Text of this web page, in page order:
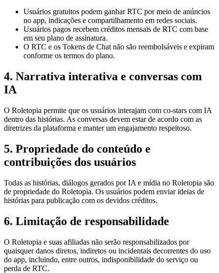
Usuários gratuitos podem ganhar RTC por meio de anúncios
no app, indicações e compartilhamento em redes sociais.
Usuários pagos recebem créditos mensais de RTC com base
em seu plano de assinatura.
O RTC e os Tokens de Chat não são reembolsáveis e expiram
conforme os termos do plano.
4. Narrativa interativa e conversas com
IA
O Roletopia permite que os usuários interajam com co-stars com IA
dentro das histórias. As conversas devem estar de acordo com as
diretrizes da plataforma e manter um engajamento respeitoso.
5. Propriedade do conteúdo e
contribuições dos usuários
Todas as histórias, diálogos gerados por IA e mídia no Roletopia são
de propriedade do Roletopia. Os usuários podem enviar ideias de
histórias para publicação com os devidos créditos.
6. Limitação de responsabilidade
O Roletopia e suas afiliadas não serão responsabilizados por
quaisquer danos diretos, indiretos ou incidentais decorrentes do uso
do app, incluindo, entre outros, indisponibilidade do serviço ou
perda de RTC.